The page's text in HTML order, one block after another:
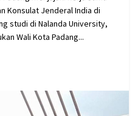
Konsulat Jenderal India di
studi di Nalanda University,
Wali Kota Padang...